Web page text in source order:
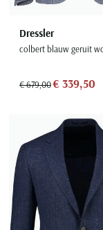
Dressler
colbert blauw geruit
€ 679,00€ 339,50